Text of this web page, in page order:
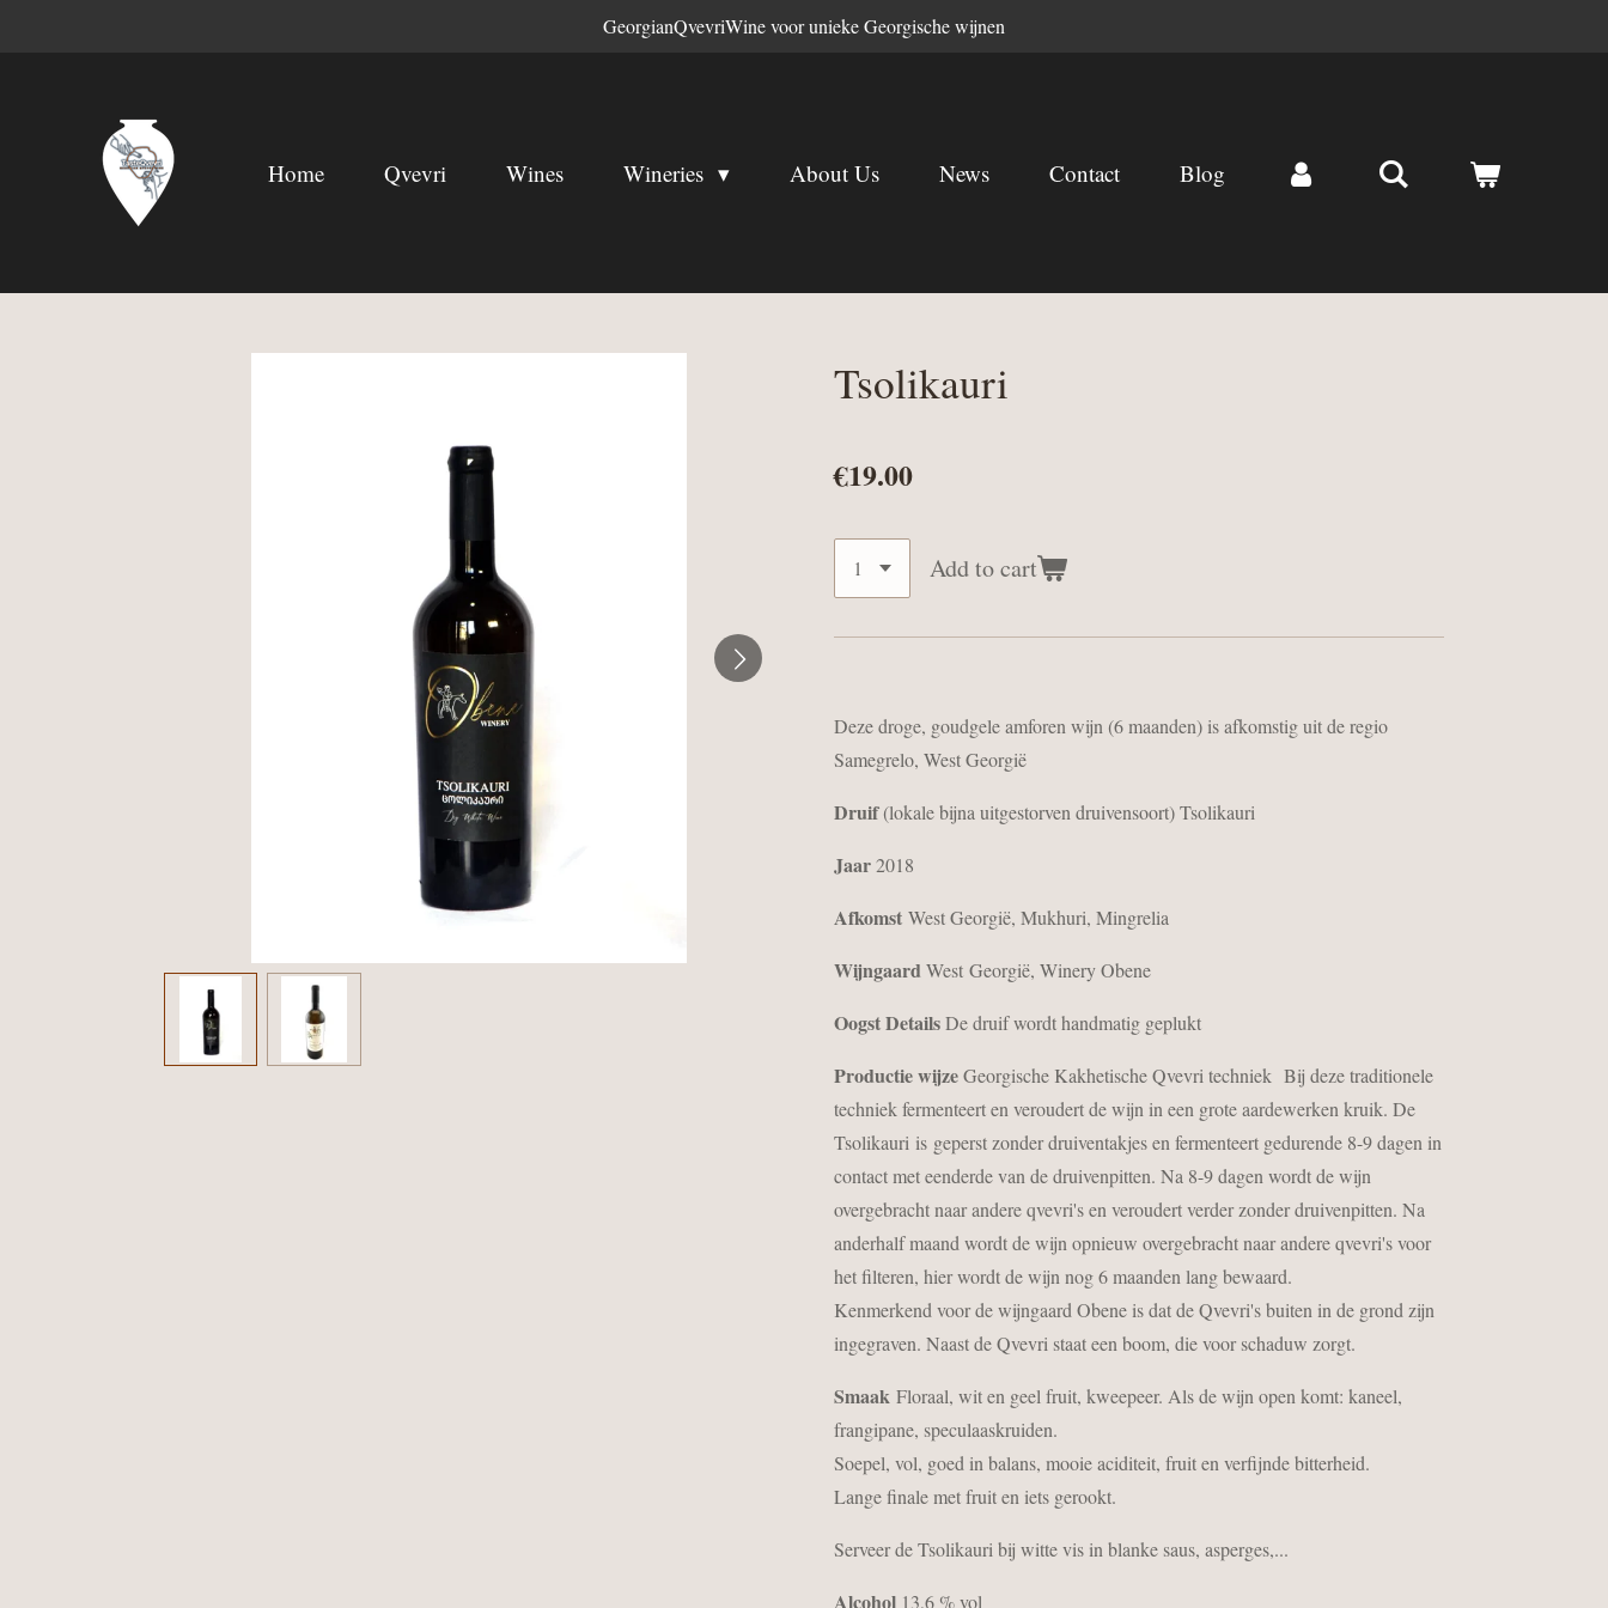
GeorgianQvevriWine voor unieke Georgische wijnen
Home Qvevri Wines Wineries About Us News Contact Blog
Tsolikauri
€19.00
Add to cart
Deze droge, goudgele amforen wijn (6 maanden) is afkomstig uit de regio
Samegrelo, West Georgië
Druif(lokale bijna uitgestorven druivensoort) Tsolikauri
Jaar2018
Afkomst West Georgië, Mukhuri, Mingrelia
WijngaardWest Georgië, Winery Obene
Oogst DetailsDe druif wordt handmatig geplukt
Productie wijzeGeorgische Kakhetische Qvevri techniek Bij deze traditionele
techniek fermenteert en veroudert de wijn in een grote aardewerken kruik. De
Tsolikauri is geperst zonder druiventakjes en fermenteert gedurende 8-9 dagen in
contact met eenderde van de druivenpitten. Na 8-9 dagen wordt de wijn
overgebracht naar andere qvevri's en veroudert verder zonder druivenpitten. Na
anderhalf maand wordt de wijn opnieuw overgebracht naar andere qvevri's voor
het filteren, hier wordt de wijn nog 6 maanden lang bewaard.
Kenmerkend voor de wijngaard Obene is dat de Qvevri's buiten in de grond zijn
ingegraven. Naast de Qvevri staat een boom, die voor schaduw zorgt.
Smaak Floraal, wit en geel fruit, kweepeer. Als de wijn open komt: kaneel,
frangipane, speculaaskruiden.
Soepel, vol, goed in balans, mooie aciditeit, fruit en verfijnde bitterheid.
Lange finale met fruit en iets gerookt.
Serveer de Tsolikauri bij witte vis in blanke saus, asperges,...
Alcohol 13,6 % vol